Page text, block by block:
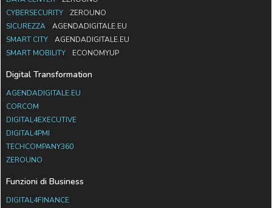
CYBERSECURITY
ZEROUNO
SICUREZZA
AGENDADIGITALE.EU
SMART CITY
AGENDADIGITALE.EU
SMART MOBILITY
ECONOMYUP
Digital Transformation
AGENDADIGITALE.EU
CORCOM
DIGITAL4EXECUTIVE
DIGITAL4PMI
TECHCOMPANY360
ZEROUNO
Funzioni di Business
DIGITAL4FINANCE